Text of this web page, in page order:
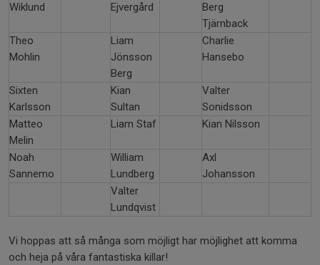
Wiklund
Ejvergård
Berg
Tjärnback
Theo
Mohlin
Liam
Jönsson
Berg
Charlie
Hansebo
Sixten
Karlsson
Kian
Sultan
Valter
Sonidsson
Matteo
Melin
Liam Staf Kian Nilsson
Noah
Sannemo
William
Lundberg
Axl
Johansson
Valter
Lundqvist
Vi hoppas att så många som möjligt har möjlighet att komma
och heja på våra fantastiska killar!